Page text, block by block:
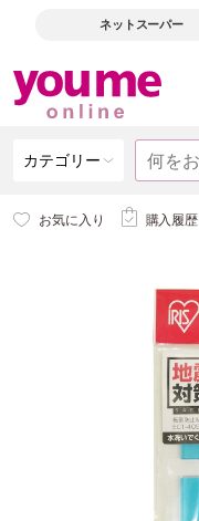
ネットスーパー
カテゴリー
お気に入り 購入履歴